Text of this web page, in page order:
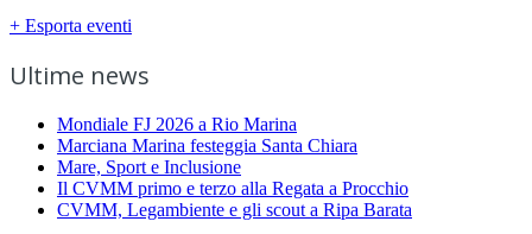
+ Esporta eventi
Ultime news
Mondiale FJ 2026 a Rio Marina
Marciana Marina festeggia Santa Chiara
Mare, Sport e Inclusione
Il CVMM primo e terzo alla Regata a Procchio
CVMM, Legambiente e gli scout a Ripa Barata